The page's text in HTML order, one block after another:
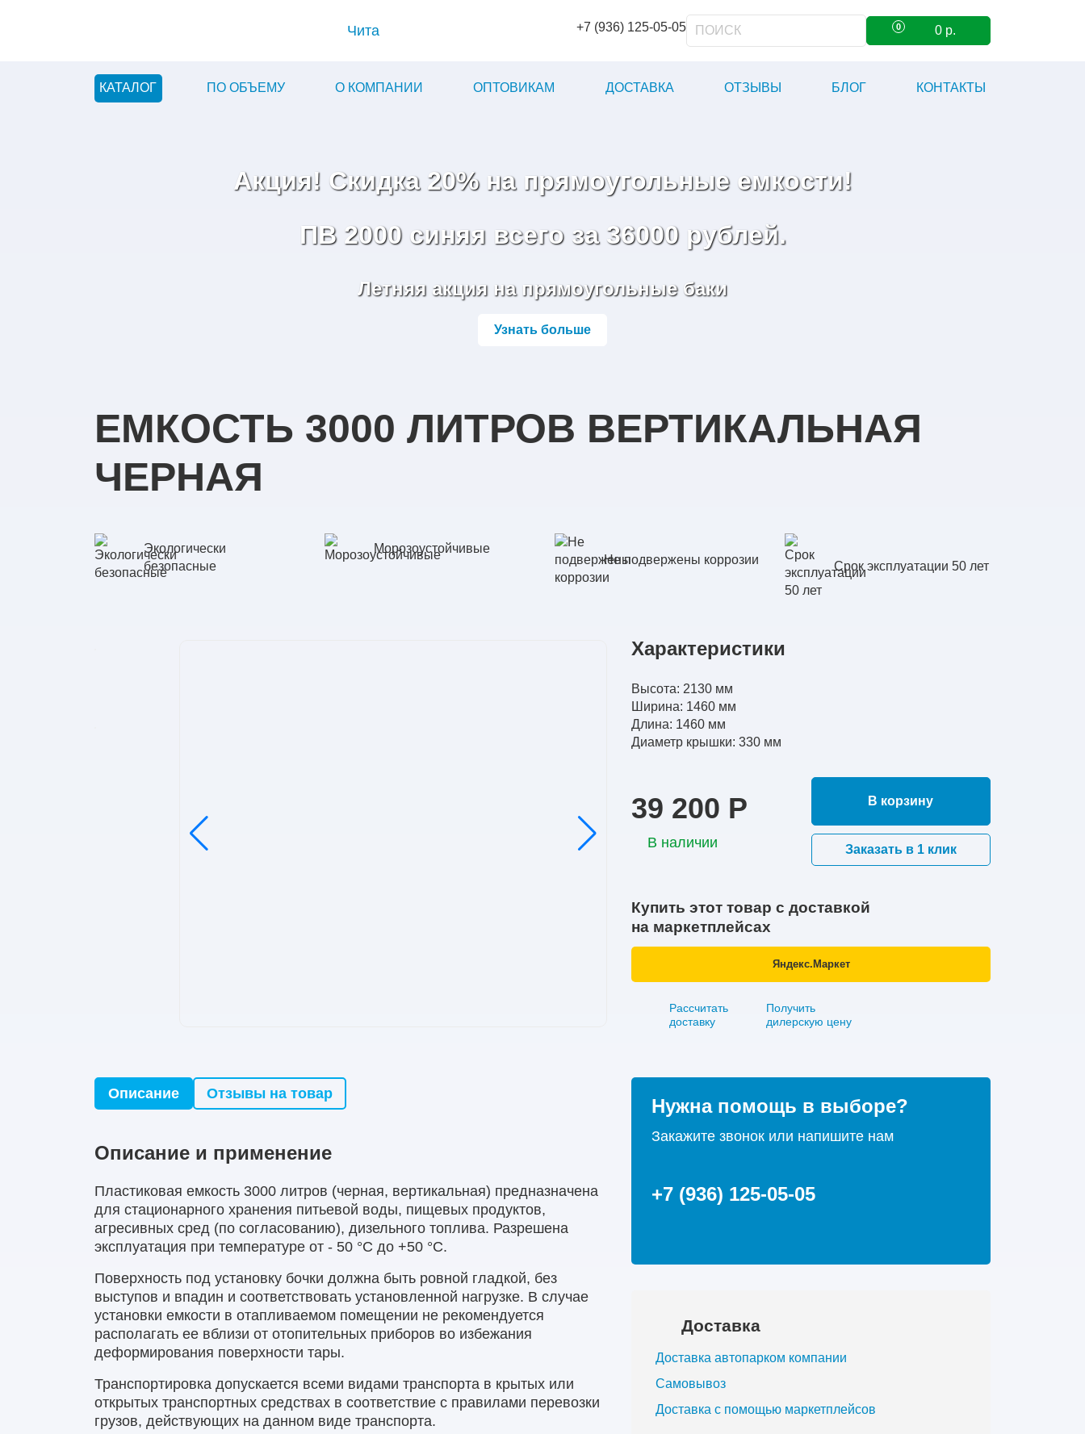
Чита +7 (936) 125-05-05 0 0р.
КАТАЛОГ ПО ОБЪЕМУ О КОМПАНИИ ОПТОВИКАМ ДОСТАВКА ОТЗЫВЫ БЛОГ КОНТАКТЫ
Акция! Скидка 20% на прямоугольные емкости!
ПВ 2000 синяя всего за 36000 рублей.
Летняя акция на прямоугольные баки
Узнать больше
ЕМКОСТЬ 3000 ЛИТРОВ ВЕРТИКАЛЬНАЯ
ЧЕРНАЯ
Экологически
безопасные
Морозоустойчивые
Не подвержены коррозии
Срок эксплуатации 50 лет
Характеристики
Высота: 2130 мм
Ширина: 1460 мм
Длина: 1460 мм
Диаметр крышки: 330 мм
39 200 Р
В наличии
В корзину
Заказать в 1 клик
Купить этот товар с доставкой
на маркетплейсах
Яндекс.Маркет
Рассчитать
доставку
Получить
дилерскую цену
Описание Отзывы на товар
Описание и применение
Пластиковая емкость 3000 литров (черная, вертикальная) предназначена
для стационарного хранения питьевой воды, пищевых продуктов,
агресивных сред (по согласованию), дизельного топлива. Разрешена
эксплуатация при температуре от - 50 °С до +50 °С.
Поверхность под установку бочки должна быть ровной гладкой, без
выступов и впадин и соответствовать установленной нагрузке. В случае
установки емкости в отапливаемом помещении не рекомендуется
располагать ее вблизи от отопительных приборов во избежания
деформирования поверхности тары.
Транспортировка допускается всеми видами транспорта в крытых или
открытых транспортных средствах в соответствие с правилами перевозки
грузов, действующих на данном виде транспорта.
Нужна помощь в выборе?
Закажите звонок или напишите нам
+7 (936) 125-05-05
Доставка
Доставка автопарком компании
Самовывоз
Доставка с помощью маркетплейсов